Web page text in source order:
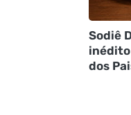
Sodiê
inédito
dos